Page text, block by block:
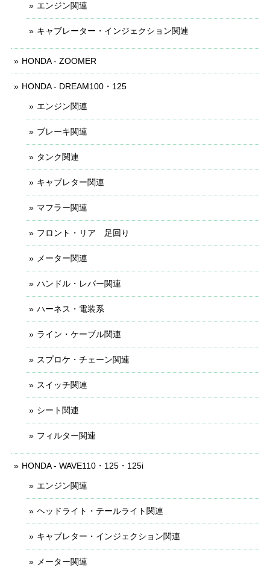
エンジン関連
キャブレーター・インジェクション関連
HONDA - ZOOMER
HONDA - DREAM100・125
エンジン関連
ブレーキ関連
タンク関連
キャブレター関連
マフラー関連
フロント・リア 足回り
メーター関連
ハンドル・レバー関連
ハーネス・電装系
ライン・ケーブル関連
スプロケ・チェーン関連
スイッチ関連
シート関連
フィルター関連
HONDA - WAVE110・125・125i
エンジン関連
ヘッドライト・テールライト関連
キャブレター・インジェクション関連
メーター関連